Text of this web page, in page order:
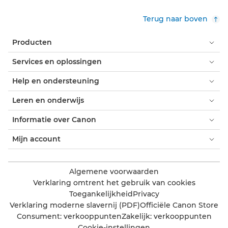
Terug naar boven
Producten
Services en oplossingen
Help en ondersteuning
Leren en onderwijs
Informatie over Canon
Mijn account
Algemene voorwaarden
Verklaring omtrent het gebruik van cookies
ToegankelijkheidPrivacy
Verklaring moderne slavernij (PDF)Officiële Canon Store
Consument: verkooppuntenZakelijk: verkooppunten